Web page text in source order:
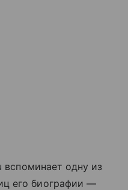
вспоминает одну из
его биографии —